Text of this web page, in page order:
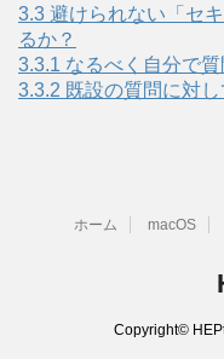
3.3 避けられない「セ
るか？
3.3.1 なるべく自分で
3.3.2 既設の質問に対し
ホーム macOS
Copyright©